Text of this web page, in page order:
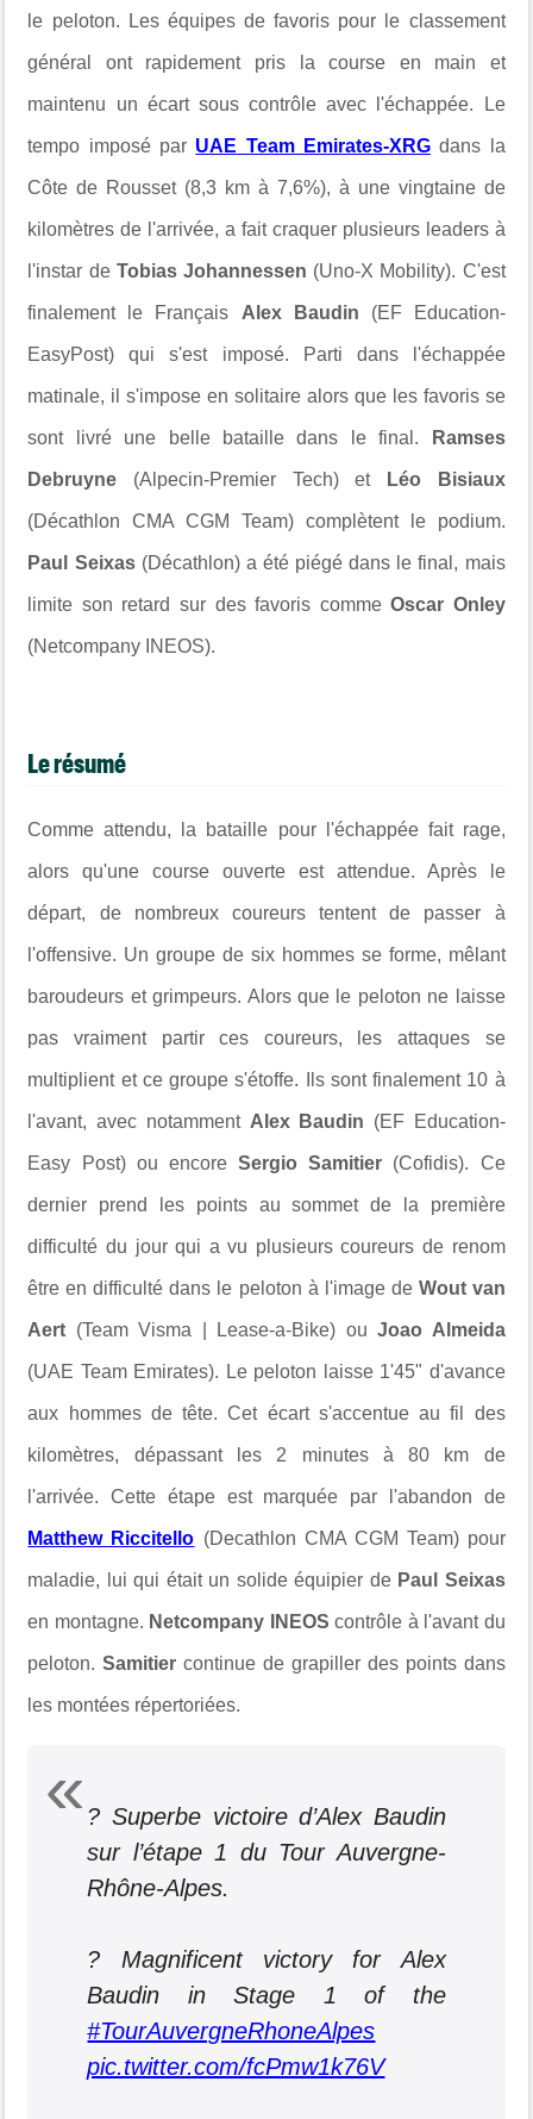
le peloton. Les équipes de favoris pour le classement
général ont rapidement pris la course en main et
maintenu un écart sous contrôle avec l'échappée. Le
tempo imposé par UAE Team Emirates-XRGdans la
Côte de Rousset (8,3 km à 7,6%), à une vingtaine de
kilomètres de l'arrivée, a fait craquer plusieurs leaders à
l'instar de Tobias Johannessen (Uno-X Mobility). C'est
finalement le Français Alex Baudin (EF Education-
EasyPost) qui s'est imposé. Parti dans l'échappée
matinale, il s'impose en solitaire alors que les favoris se
sont livré une belle bataille dans le final. Ramses
Debruyne (Alpecin-Premier Tech) etLéo Bisiaux
(Décathlon CMA CGM Team) complètent le podium.
Paul Seixas(Décathlon) a été piégé dans le final, mais
limite son retard sur des favoris commeOscar Onley
(Netcompany INEOS).
Le résumé
Comme attendu, la bataille pour l'échappée fait rage,
alors qu'une course ouverte est attendue. Après le
départ, de nombreux coureurs tentent de passer à
l'offensive. Un groupe de six hommes se forme, mêlant
baroudeurs et grimpeurs. Alors que le peloton ne laisse
pas vraiment partir ces coureurs, les attaques se
multiplient et ce groupe s'étoffe. Ils sont finalement 10 à
l'avant, avec notamment Alex Baudin (EF Education-
Easy Post) ou encoreSergio Samitier (Cofidis). Ce
dernier prend les points au sommet de la première
difficulté du jour qui a vu plusieurs coureurs de renom
être en difficulté dans le peloton à l'image de Wout van
Aert (Team Visma | Lease-a-Bike) ouJoao Almeida
(UAE Team Emirates). Le peloton laisse 1'45" d'avance
aux hommes de tête. Cet écart s'accentue au fil des
kilomètres, dépassant les 2 minutes à 80 km de
l'arrivée. Cette étape est marquée par l'abandon de
Matthew Riccitello (Decathlon CMA CGM Team) pour
maladie, lui qui était un solide équipier de Paul Seixas
en montagne. Netcompany INEOS contrôle à l'avant du
peloton.Samitiercontinue de grapiller des points dans
les montées répertoriées.
? Superbe victoire d’Alex Baudin
sur l’étape 1 du Tour Auvergne-
Rhône-Alpes.
? Magnificent victory for Alex
Baudin in Stage 1 of the
#TourAuvergneRhoneAlpes
pic.twitter.com/fcPmw1k76V